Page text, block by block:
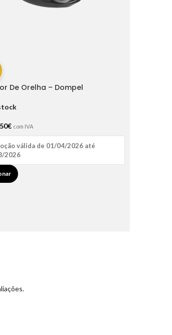
De Orelha – Dompel
€ com IVA
válida de 01/04/2026 até
2026